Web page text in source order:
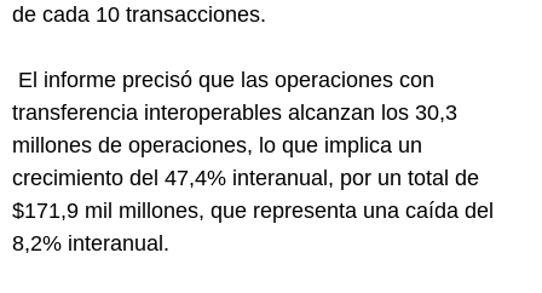
de cada 10 transacciones.
El informe precisó que las operaciones con
transferencia interoperables alcanzan los 30,3
millones de operaciones, lo que implica un
crecimiento del 47,4% interanual, por un total de
$171,9 mil millones, que representa una caída del
8,2% interanual.